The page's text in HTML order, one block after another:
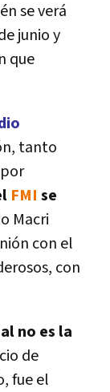
se verá
junio y
que
tanto
FMI se
Macri
con el
con
no es la
de
fue el